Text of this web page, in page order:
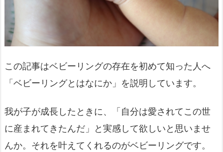
この記事はベビーリングの存在を初めて知った人へ
「ベビーリングとはなにか」を説明しています。
我が子が成長したときに、「自分は愛されてこの世
に産まれてきたんだ」と実感して欲しいと思いませ
んか。それを叶えてくれるのがベビーリングです。